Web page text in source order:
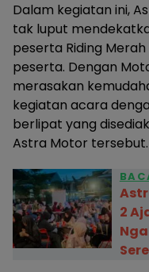
Dalam kegiatan ini,
tak luput
peserta Riding
peserta. Dengan
merasakan
kegiatan acara
berlipat yang
Astra Motor tersebut.
2